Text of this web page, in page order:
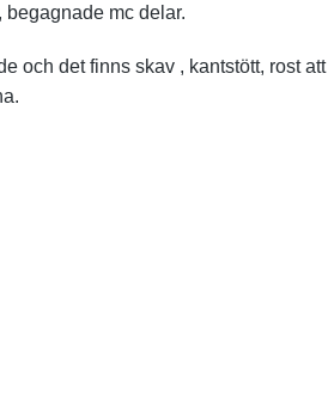
mc delar.
och det finns skav , kantstött, rost att